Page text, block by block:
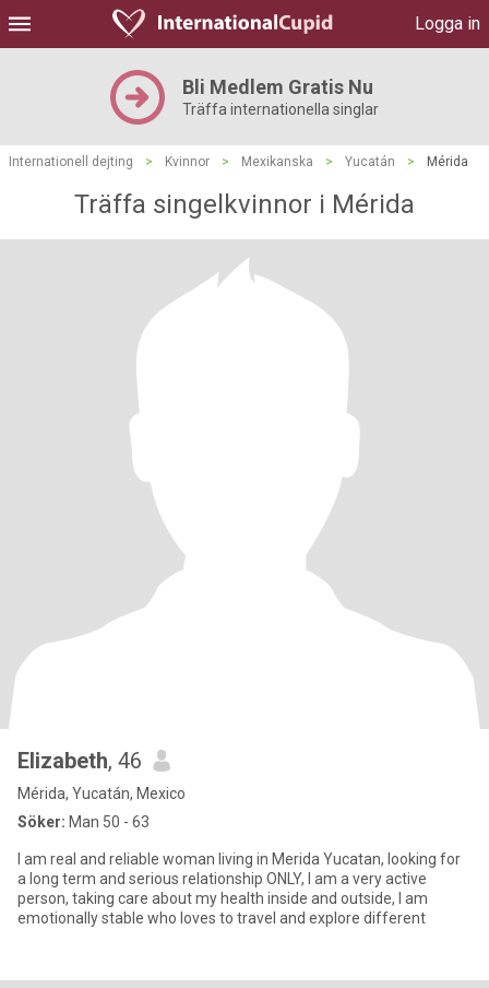
Logga in
Bli Medlem Gratis Nu
Träffa internationella singlar
Internationell dejting > Kvinnor > Mexikanska > Yucatán > Mérida
Träffa singelkvinnor i Mérida
Elizabeth, 46
Mérida, Yucatán, Mexico
Söker: Man 50 - 63
I am real and reliable woman living in Merida Yucatan, looking for
a long term and serious relationship ONLY, I am a very active
person, taking care about my health inside and outside, l am
emotionally stable who loves to travel and explore different